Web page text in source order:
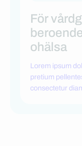
För
ohälsa
Lorem ipsum
pretium
consectetur